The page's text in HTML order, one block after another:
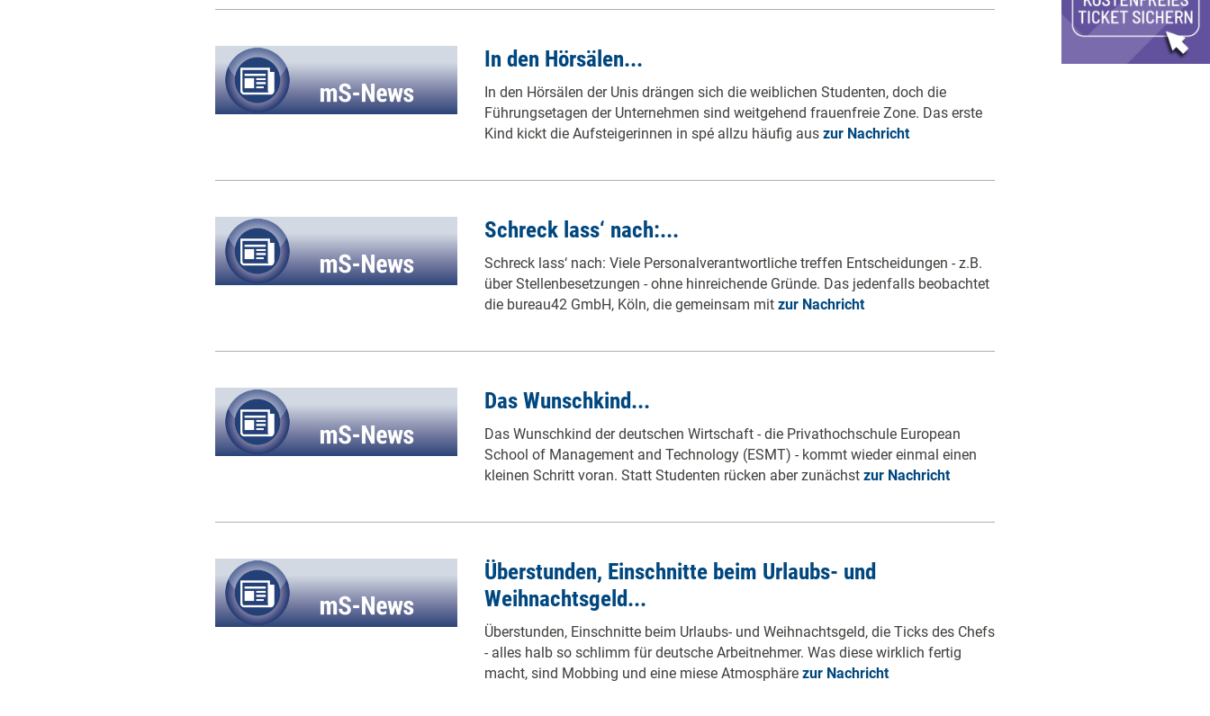
In den Hörsälen...
In den Hörsälen der Unis drängen sich die weiblichen Studenten, doch die
Führungsetagen der Unternehmen sind weitgehend frauenfreie Zone. Das erste
Kind kickt die Aufsteigerinnen in spé allzu häufig aus zur Nachricht
Schreck lass‘ nach:...
Schreck lass‘ nach: Viele Personalverantwortliche treffen Entscheidungen - z.B.
über Stellenbesetzungen - ohne hinreichende Gründe. Das jedenfalls beobachtet
die bureau42 GmbH, Köln, die gemeinsam mit zur Nachricht
Das Wunschkind...
Das Wunschkind der deutschen Wirtschaft - die Privathochschule European
School of Management and Technology (ESMT) - kommt wieder einmal einen
kleinen Schritt voran. Statt Studenten rücken aber zunächst zur Nachricht
Überstunden, Einschnitte beim Urlaubs- und
Weihnachtsgeld...
Überstunden, Einschnitte beim Urlaubs- und Weihnachtsgeld, die Ticks des Chefs
- alles halb so schlimm für deutsche Arbeitnehmer. Was diese wirklich fertig
macht, sind Mobbing und eine miese Atmosphäre zur Nachricht